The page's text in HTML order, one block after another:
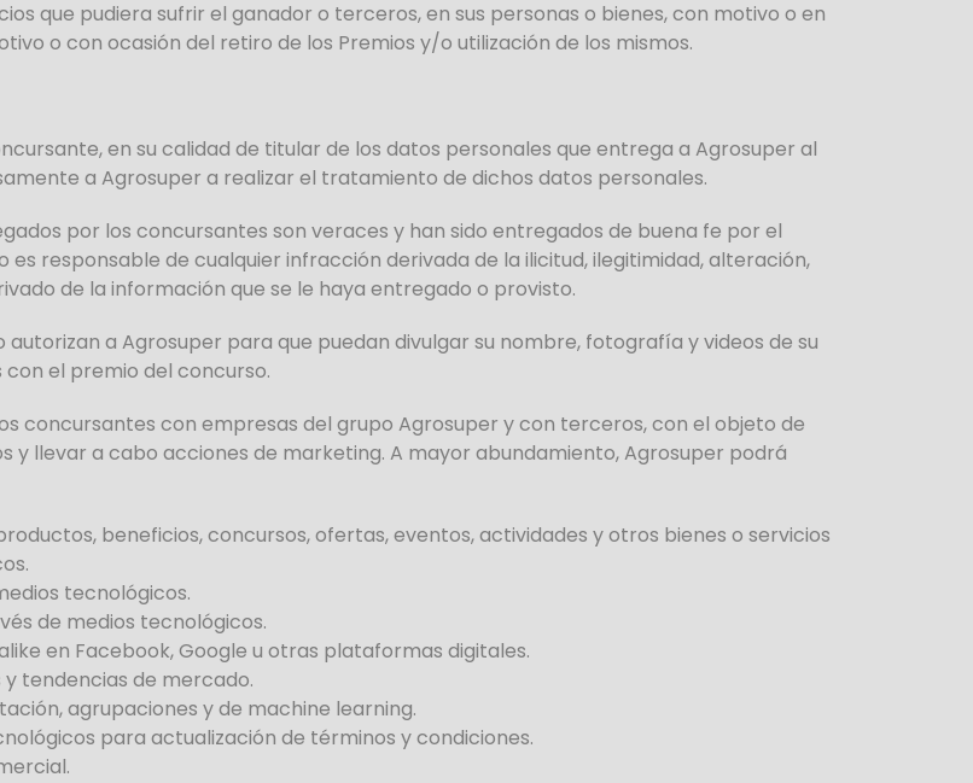
que pudiera sufrir el ganador o terceros, en sus personas o bienes, con motivo o en
o con ocasión del retiro de los Premios y/o utilización de los mismos.
en su calidad de titular de los datos personales que entrega a Agrosuper al
a Agrosuper a realizar el tratamiento de dichos datos personales.
por los concursantes son veraces y han sido entregados de buena fe por el
responsable de cualquier infracción derivada de la ilicitud, ilegitimidad, alteración,
de la información que se le haya entregado o provisto.
a Agrosuper para que puedan divulgar su nombre, fotografía y videos de su
el premio del concurso.
concursantes con empresas del grupo Agrosuper y con terceros, con el objeto de
llevar a cabo acciones de marketing. A mayor abundamiento, Agrosuper podrá
beneficios, concursos, ofertas, eventos, actividades y otros bienes o servicios
tecnológicos.
de medios tecnológicos.
en Facebook, Google u otras plataformas digitales.
y tendencias de mercado.
agrupaciones y de machine learning.
para actualización de términos y condiciones.